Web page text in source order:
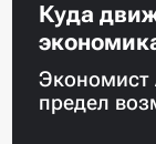
Куда
Экономист
предел